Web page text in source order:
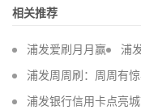
相关推荐
浦发爱刷月月赢 浦
浦发周周刷：周周有
浦发银行信用卡点亮